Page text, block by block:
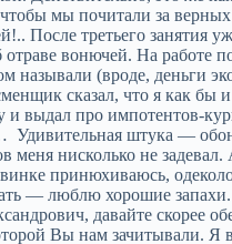
мы почитали за
После третьего занятия
отраве вонючей. На работе
называли (вроде, деньги
сказал, что я как бы
и выдал про импотентов-
Удивительная штука —
меня нисколько не задевал.
принюхиваюсь,
— люблю хорошие
давайте скорее
Вы нам зачитывали. Я